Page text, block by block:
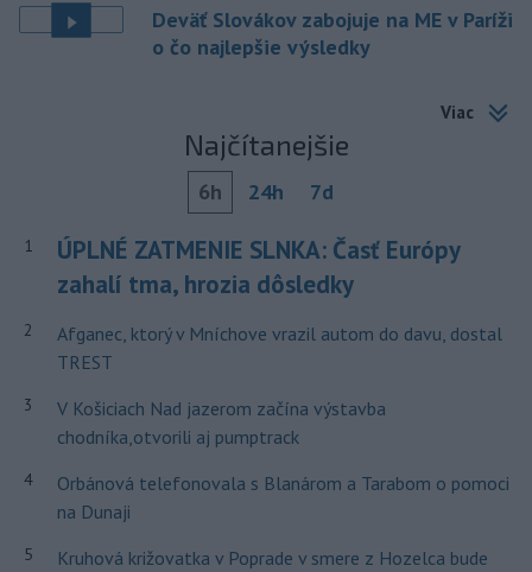
Deväť Slovákov zabojuje na ME v Paríži
o čo najlepšie výsledky
Viac
Najčítanejšie
6h 24h 7d
1
ÚPLNÉ ZATMENIE SLNKA: Časť Európy
zahalí tma, hrozia dôsledky
2
Afganec, ktorý v Mníchove vrazil autom do davu, dostal
TREST
3
V Košiciach Nad jazerom začína výstavba
chodníka,otvorili aj pumptrack
4
Orbánová telefonovala s Blanárom a Tarabom o pomoci
na Dunaji
5
Kruhová križovatka v Poprade v smere z Hozelca bude